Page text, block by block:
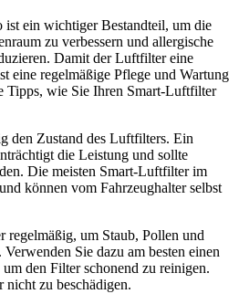
ein wichtiger Bestandteil, um die
zu verbessern und allergische
Damit der Luftfilter eine
eine regelmäßige Pflege und Wartung
Tipps, wie Sie Ihren Smart-Luftfilter
den Zustand des Luftfilters. Ein
die Leistung und sollte
Die meisten Smart-Luftfilter im
können vom Fahrzeughalter selbst
regelmäßig, um Staub, Pollen und
Sie dazu am besten einen
den Filter schonend zu reinigen.
nicht zu beschädigen.